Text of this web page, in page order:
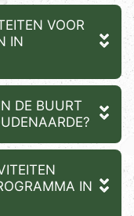
VOOR
IN
DE BUURT
IN